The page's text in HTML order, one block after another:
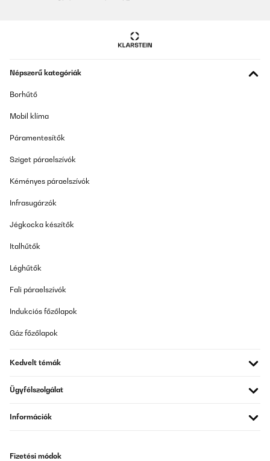
Népszerű kategóriák
Borhűtő
Mobil klíma
Páramentesítők
Sziget páraelszívók
Kéményes páraelszívók
Infrasugárzók
Jégkocka készítők
Italhűtők
Léghűtők
Fali páraelszívók
Indukciós főzőlapok
Gáz főzőlapok
Kedvelt témák
Ügyfélszolgálat
Információk
Fizetési módok